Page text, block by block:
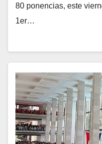
80 ponencias, este
1er…